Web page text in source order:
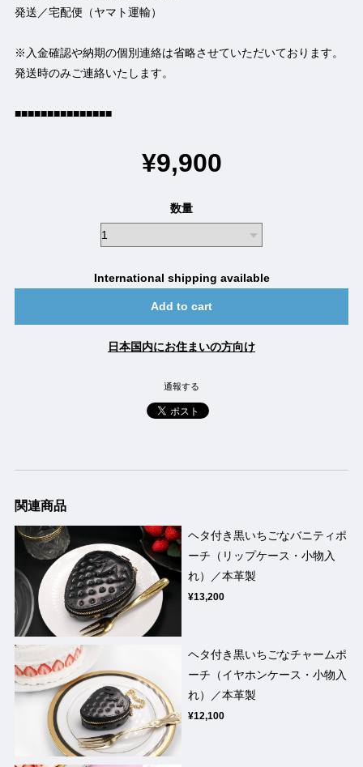
発送／宅配便（ヤマト運輸）
※入金確認や納期の個別連絡は省略させていただいております。
発送時のみご連絡いたします。
■■■■■■■■■■■■■■■
¥9,900
数量
International shipping available
Add to cart
日本国内にお住まいの方向け
通報する
関連商品
ヘタ付き黒いちごなバニティポ
ーチ（リップケース・小物入
れ）／本革製
¥13,200
ヘタ付き黒いちごなチャームポ
ーチ（イヤホンケース・小物入
れ）／本革製
¥12,100